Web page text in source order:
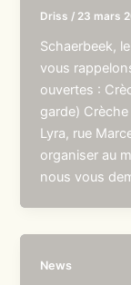
Driss / 23 mars
Schaerbeek,
vous
ouvertes :
garde)
Lyra, rue
organiser au
nous vous
News